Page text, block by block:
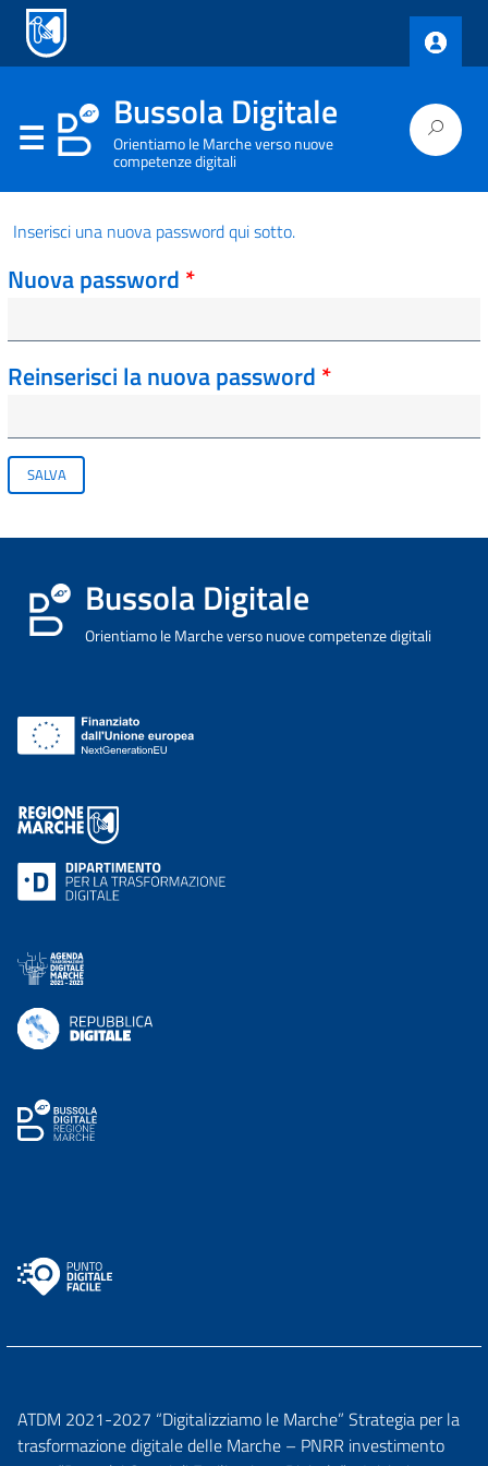
Bussola Digitale
Orientiamo le Marche verso nuove
competenze digitali
Inserisci una nuova password qui sotto.
Nuova password *
Reinserisci la nuova password *
SALVA
Bussola Digitale
Orientiamo le Marche verso nuove competenze digitali
ATDM 2021-2027 “Digitalizziamo le Marche” Strategia per la
trasformazione digitale delle Marche – PNRR investimento